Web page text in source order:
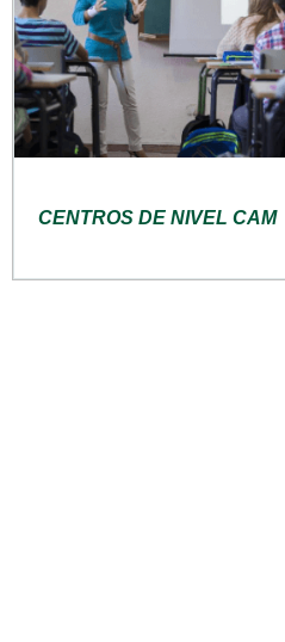
CENTROS DE NIVEL CAM